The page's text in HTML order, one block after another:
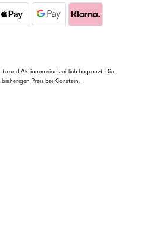
und Aktionen sind zeitlich begrenzt. Die
Preis bei Klarstein.